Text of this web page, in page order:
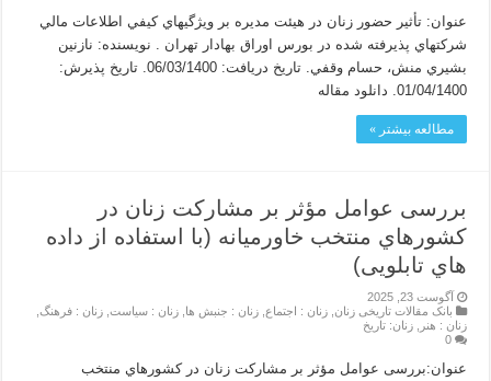
عنوان: تأثير حضور زنان در هيئت مديره بر ويژگيهاي كيفي اطلاعات مالي
شركتهاي پذيرفته شده در بورس اوراق بهادار تهران . نویسنده: نازنين
بشيري منش، حسام وقفي. تاریخ دریافت: 06/03/1400. تاریخ پذیرش:
01/04/1400. دانلود مقاله
مطالعه بیشتر »
بررسی عوامل مؤثر بر مشارکت زنان در
کشورهاي منتخب خاورمیانه (با استفاده از داده
هاي تابلویی)
آگوست 23, 2025
بانک مقالات تاریخی زنان ,زنان : اجتماع ,زنان : جنبش ها ,زنان : سیاست ,زنان : فرهنگ
زنان : هنر
,زنان: تاریخ
0
عنوان:بررسی عوامل مؤثر بر مشارکت زنان در کشورهاي منتخب